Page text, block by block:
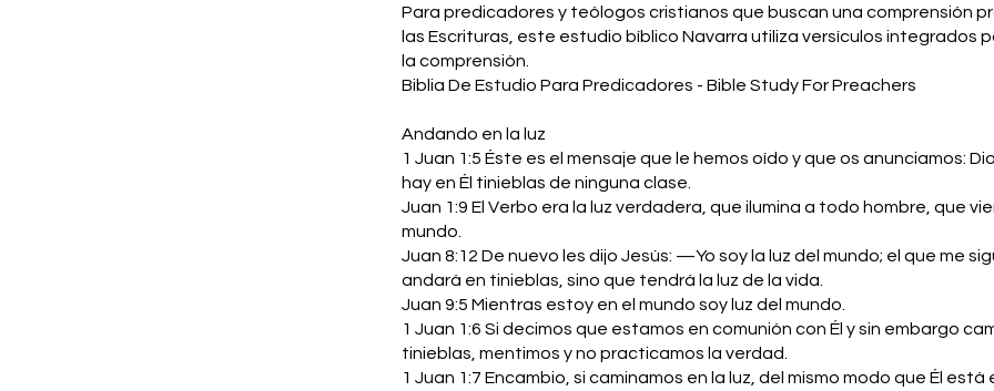
Para predicadores y teólogos cristianos que buscan una comprensión
las Escrituras, este estudio bíblico Navarra utiliza versículos integrados
la comprensión.
Biblia De Estudio Para Predicadores - Bible Study For Preachers
Andando en la luz
1 Juan 1:5 Éste es el mensaje que le hemos oído y que os anunciamos:
hay en Él tinieblas de ninguna clase.
Juan 1:9 El Verbo era la luz verdadera, que ilumina a todo hombre, que
mundo.
Juan 8:12 De nuevo les dijo Jesús: —Yo soy la luz del mundo; el que me
andará en tinieblas, sino que tendrá la luz de la vida.
Juan 9:5 Mientras estoy en el mundo soy luz del mundo.
1 Juan 1:6 Si decimos que estamos en comunión con Él y sin embargo
tinieblas, mentimos y no practicamos la verdad.
1 Juan 1:7 Encambio, si caminamos en la luz, del mismo modo que Él está